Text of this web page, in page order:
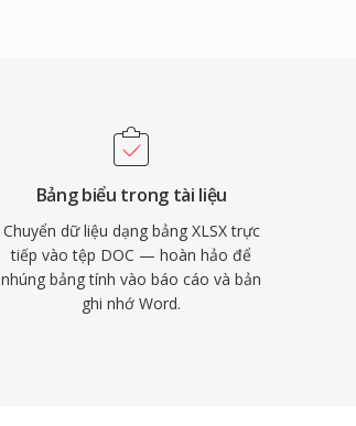
Bảng biểu trong tài liệu
Chuyển dữ liệu dạng bảng XLSX trực
tiếp vào tệp DOC — hoàn hảo để
nhúng bảng tính vào báo cáo và bản
ghi nhớ Word.